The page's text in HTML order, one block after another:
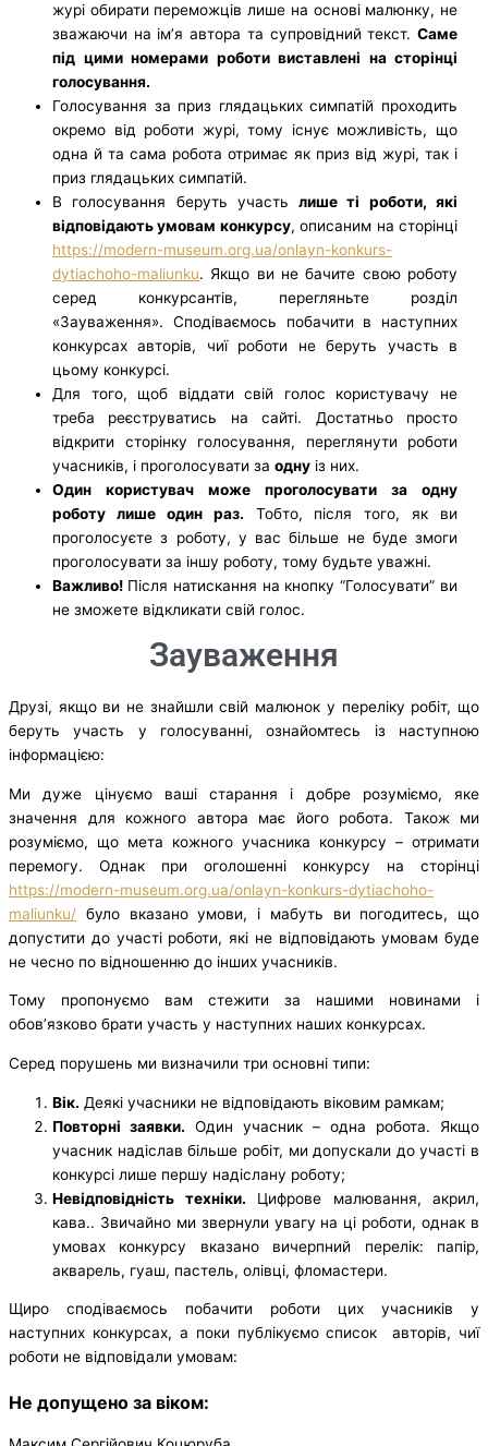
журі обирати переможців лише на основі малюнку, не
зважаючи на ім’я автора та супровідний текст. Саме
під цими номерами роботи виставлені на сторінці
голосування.
Голосування за приз глядацьких симпатій проходить
окремо від роботи журі, тому існує можливість, що
одна й та сама робота отримає як приз від журі, так і
приз глядацьких симпатій.
В голосування беруть участьлише ті роботи, які
відповідають умовам конкурсу, описаним на сторінці
https://modern-museum.org.ua/onlayn-konkurs-
dytiachoho-maliunku. Якщо ви не бачите свою роботу
серед конкурсантів, перегляньте розділ
«Зауваження». Сподіваємось побачити в наступних
конкурсах авторів, чиї роботи не беруть участь в
цьому конкурсі.
Для того, щоб віддати свій голос користувачу не
треба реєструватись на сайті. Достатньо просто
відкрити сторінку голосування, переглянути роботи
учасників, і проголосувати за одну із них.
Один користувач може проголосувати за одну
роботу лише один раз. Тобто, після того, як ви
проголосуєте з роботу, у вас більше не буде змоги
проголосувати за іншу роботу, тому будьте уважні.
Важливо! Після натискання на кнопку “Голосувати” ви
не зможете відкликати свій голос.
Зауваження
Друзі, якщо ви не знайшли свій малюнок у переліку робіт, що
беруть участь у голосуванні, ознайомтесь із наступною
інформацією:
Ми дуже цінуємо ваші старання і добре розуміємо, яке
значення для кожного автора має його робота. Також ми
розуміємо, що мета кожного учасника конкурсу – отримати
перемогу. Однак при оголошенні конкурсу на сторінці
https://modern-museum.org.ua/onlayn-konkurs-dytiachoho-
maliunku/ було вказано умови, і мабуть ви погодитесь, що
допустити до участі роботи, які не відповідають умовам буде
не чесно по відношенню до інших учасників.
Тому пропонуємо вам стежити за нашими новинами і
обов’язково брати участь у наступних наших конкурсах.
Серед порушень ми визначили три основні типи:
Вік. Деякі учасники не відповідають віковим рамкам;
Повторні заявки. Один учасник – одна робота. Якщо
учасник надіслав більше робіт, ми допускали до участі в
конкурсі лише першу надіслану роботу;
Невідповідність техніки. Цифрове малювання, акрил,
кава.. Звичайно ми звернули увагу на ці роботи, однак в
умовах конкурсу вказано вичерпний перелік: папір,
акварель, гуаш, пастель, олівці, фломастери.
Щиро сподіваємось побачити роботи цих учасників у
наступних конкурсах, а поки публікуємо список авторів, чиї
роботи не відповідали умовам:
Не допущено за віком: